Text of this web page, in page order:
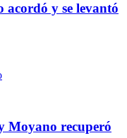
y se levantó
Moyano recuperó